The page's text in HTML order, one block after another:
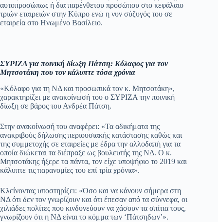
αυτοπροσώπως ή δια παρένθετου προσώπου στο κεφάλαιο
τριών εταιρειών στην Κύπρο ενώ η νυν σύζυγός του σε
εταιρεία στο Ηνωμένο Βασίλειο.
ΣΥΡΙΖΑ για ποινική δίωξη Πάτση: Κόλαφος για τον
Μητσοτάκη που τον κάλυπτε τόσα χρόνια
«Κόλαφο για τη ΝΔ και προσωπικά τον κ. Μητσοτάκη»,
χαρακτηρίζει με ανακοίνωσή του ο ΣΥΡΙΖΑ την ποινική
δίωξη σε βάρος του Ανδρέα Πάτση.
Στην ανακοίνωσή του αναφέρει: «Τα αδικήματα της
ανακριβούς δήλωσης περιουσιακής κατάστασης καθώς και
της συμμετοχής σε εταιρείες με έδρα την αλλοδαπή για τα
οποία διώκεται τα διέπραξε ως βουλευτής της ΝΔ. Ο κ.
Μητσοτάκης ήξερε τα πάντα, τον είχε υποψήφιο το 2019 και
κάλυπτε τις παρανομίες του επί τρία χρόνια».
Κλείνοντας υποστηρίζει: «Όσο και να κάνουν σήμερα στη
ΝΔ ότι δεν τον γνωρίζουν και ότι έπεσαν από τα σύννεφα, οι
χιλιάδες πολίτες που κινδυνεύουν να χάσουν τα σπίτια τους,
γνωρίζουν ότι η ΝΔ είναι το κόμμα των ‘Πάτσηδων’».